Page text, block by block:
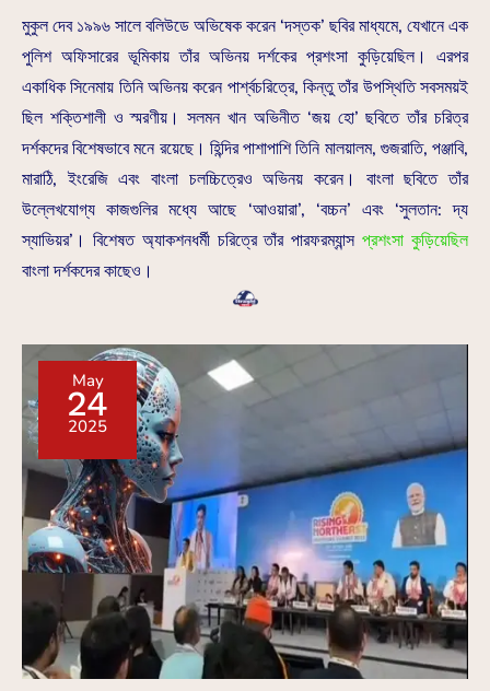
মুকুল দেব ১৯৯৬ সালে বলিউডে অভিষেক করেন ‘দস্তক’ ছবির মাধ্যমে, যেখানে এক
পুলিশ অফিসারের ভূমিকায় তাঁর অভিনয় দর্শকের প্রশংসা কুড়িয়েছিল। এরপর
একাধিক সিনেমায় তিনি অভিনয় করেন পার্শ্বচরিত্রে, কিন্তু তাঁর উপস্থিতি সবসময়ই
ছিল শক্তিশালী ও স্মরণীয়। সলমন খান অভিনীত ‘জয় হো’ ছবিতে তাঁর চরিত্র
দর্শকদের বিশেষভাবে মনে রয়েছে। হিন্দির পাশাপাশি তিনি মালয়ালম, গুজরাতি, পঞ্জাবি,
মারাঠি, ইংরেজি এবং বাংলা চলচ্চিত্রেও অভিনয় করেন। বাংলা ছবিতে তাঁর
উল্লেখযোগ্য কাজগুলির মধ্যে আছে ‘আওয়ারা’, ‘বচ্চন’ এবং ‘সুলতান: দ্য
স্যাভিয়র’। বিশেষত অ্যাকশনধর্মী চরিত্রে তাঁর পারফরম্যান্সপ্রশংসা কুড়িয়েছিল
বাংলা দর্শকদের কাছেও।
May
24
2025